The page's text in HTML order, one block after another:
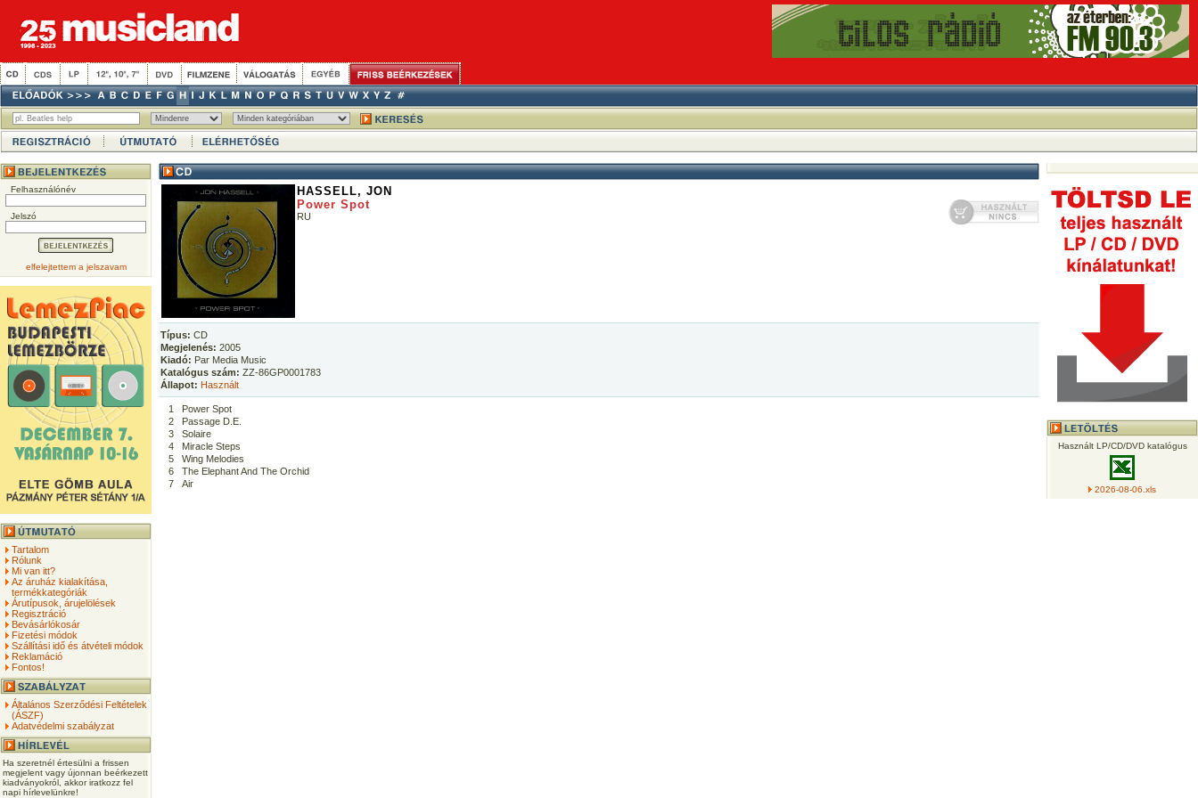
Felhasználónév
Jelszó
elfelejtettem a jelszavam
Tartalom
Rólunk
Mi van itt?
Az áruház kialakítása,
termékkategóriák
Árutípusok, árujelölések
Regisztráció
Bevásárlókosár
Fizetési módok
Szállítási idő és átvételi módok
Reklamáció
Fontos!
Általános Szerződési Feltételek
(ÁSZF)
Adatvédelmi szabályzat
Ha szeretnél értesülni a frissen
megjelent vagy újonnan beérkezett
kiadványokról, akkor iratkozz fel
napi hírlevelünkre!
HASSELL, JON
Power Spot
RU
Típus: CD
Megjelenés: 2005
Kiadó: Par Media Music
Katalógus szám: ZZ-86GP0001783
Állapot: Használt
1
Power Spot
2
Passage D.E.
3
Solaire
4
Miracle Steps
5
Wing Melodies
6
The Elephant And The Orchid
7
Air
Használt LP/CD/DVD katalógus
2026-08-06.xls